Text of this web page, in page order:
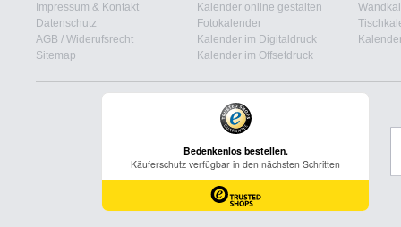
Impressum & Kontakt
Datenschutz
AGB / Widerufsrecht
Sitemap
Kalender online gestalten
Fotokalender
Kalender im Digitaldruck
Kalender im Offsetdruck